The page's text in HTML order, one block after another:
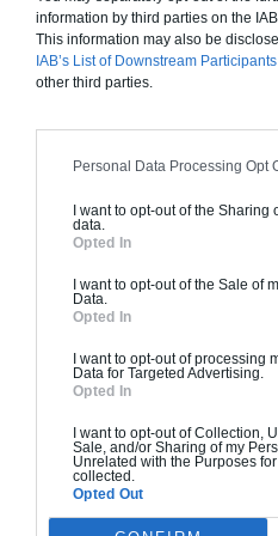
information by third parties on the
This information may also be
IAB’s List of Downstream Participants
other third parties.
Personal Data Processing Opt
I want to opt-out of the Sharing
data.
Opted In
I want to opt-out of the Sale of
Data.
Opted In
I want to opt-out of processing
Data for Targeted Advertising.
Opted In
I want to opt-out of Collection,
Sale, and/or Sharing of my
Unrelated with the Purposes
collected.
Opted Out
Construction
Chiffrage estimatif pour
standards.
Finitions haut de
peinture, sols...), mais
454
Je la